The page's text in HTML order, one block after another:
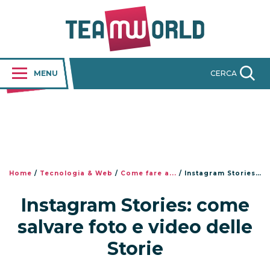
MENU CERCA
Home / Tecnologia & Web / Come fare a... / Instagram Stories: come salvare foto e video delle Storie
Instagram Stories: come
salvare foto e video delle
Storie